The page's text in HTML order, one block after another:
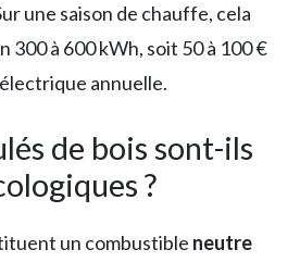
une saison de chauffe, cela
300 à 600 kWh, soit 50 à 100 €
annuelle.
de bois sont-ils
?
un combustible neutre